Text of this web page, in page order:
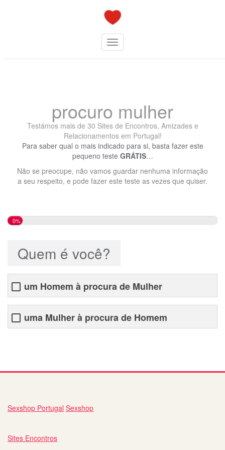
Toggle navigation
procuro mulher
Testámos mais de 30 Sites de Encontros, Amizades e
Relacionamentos em Portugal!
Para saber qual o mais indicado para si, basta fazer este
pequeno teste GRÁTIS…
Não se preocupe, não vamos guardar nenhuma informação
a seu respeito, e pode fazer este teste as vezes que quiser.
0%
Quem é você?
um Homem à procura de Mulher
uma Mulher à procura de Homem
Sexshop Portugal Sexshop
Sites Encontros